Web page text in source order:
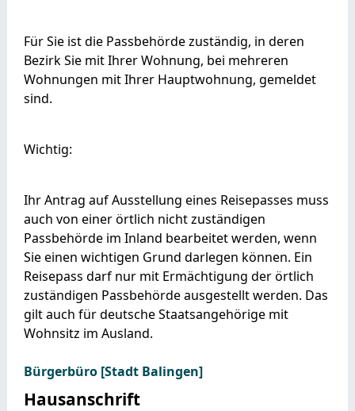
Für Sie ist die Passbehörde zuständig, in deren
Bezirk Sie mit Ihrer Wohnung, bei mehreren
Wohnungen mit Ihrer Hauptwohnung, gemeldet
sind.
Wichtig:
Ihr Antrag auf Ausstellung eines Reisepasses muss
auch von einer örtlich nicht zuständigen
Passbehörde im Inland bearbeitet werden, wenn
Sie einen wichtigen Grund darlegen können. Ein
Reisepass darf nur mit Ermächtigung der örtlich
zuständigen Passbehörde ausgestellt werden. Das
gilt auch für deutsche Staatsangehörige mit
Wohnsitz im Ausland.
Bürgerbüro [Stadt Balingen]
Hausanschrift